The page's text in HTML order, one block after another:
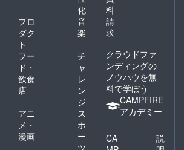
化
プロ
ダク
ト
音
楽
フー
ド・
飲食
店
チ
ャ
レ
ン
ジ
アニ
メ・
漫画
ス
ポ
ー
料
請
求
クラウドファ
ンディングの
ノウハウを無
料で学ぼう
CAMPFIRE
アカデミー
CA
説